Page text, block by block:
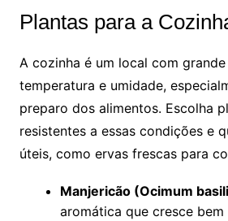
Plantas para a
A cozinha é um local com
temperatura e umidade,
preparo dos alimentos. Escolha
resistentes a essas condições e
úteis, como ervas frescas para
Manjericão (Ocimum
aromática que cresce